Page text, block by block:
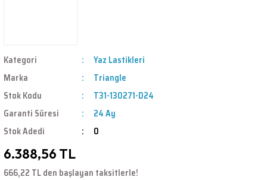
Kategori
Yaz Lastikleri
Marka
Triangle
Stok Kodu
T31-130271-D24
Garanti Süresi
24 Ay
Stok Adedi
0
6.388,56 TL
666,22 TL den başlayan taksitlerle!